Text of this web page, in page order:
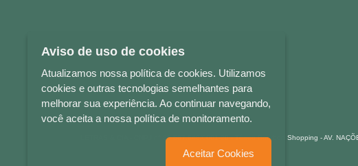
LETRAS & CIA - CNPJ n° 88.587.548/0001-20 - Térreo Bourbon Shopping - AV.
Aviso de uso de cookies
Atualizamos nossa política de cookies. Utilizamos
cookies e outras tecnologias semelhantes para
melhorar sua experiência. Ao continuar navegando,
você aceita a nossa política de monitoramento.
Aceitar Cookies